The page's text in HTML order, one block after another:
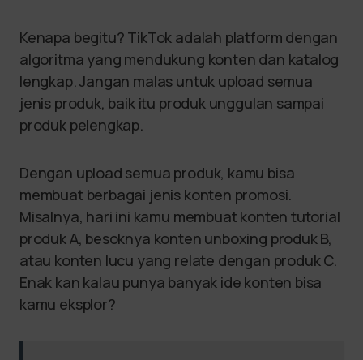
Kenapa begitu? TikTok adalah platform dengan
algoritma yang mendukung konten dan katalog
lengkap. Jangan malas untuk upload semua
jenis produk, baik itu produk unggulan sampai
produk pelengkap.
Dengan upload semua produk, kamu bisa
membuat berbagai jenis konten promosi.
Misalnya, hari ini kamu membuat konten tutorial
produk A, besoknya konten unboxing produk B,
atau konten lucu yang relate dengan produk C.
Enak kan kalau punya banyak ide konten bisa
kamu eksplor?